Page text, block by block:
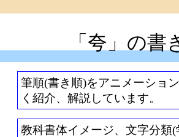
「夸」の書
筆順(書き順)をアニメーショ
く紹介、解説しています。
教科書体イメージ、文字分類(